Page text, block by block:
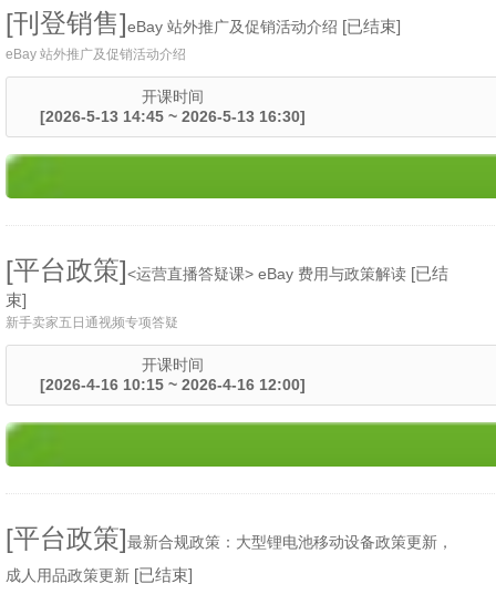
[刊登销售]eBay 站外推广及促销活动介绍 [已结束]
eBay 站外推广及促销活动介绍
开课时间
[2026-5-13 14:45 ~ 2026-5-13 16:30]
[平台政策]<运营直播答疑课> eBay 费用与政策解读 [已结
束]
新手卖家五日通视频专项答疑
开课时间
[2026-4-16 10:15 ~ 2026-4-16 12:00]
[平台政策]最新合规政策：大型锂电池移动设备政策更新，
成人用品政策更新 [已结束]